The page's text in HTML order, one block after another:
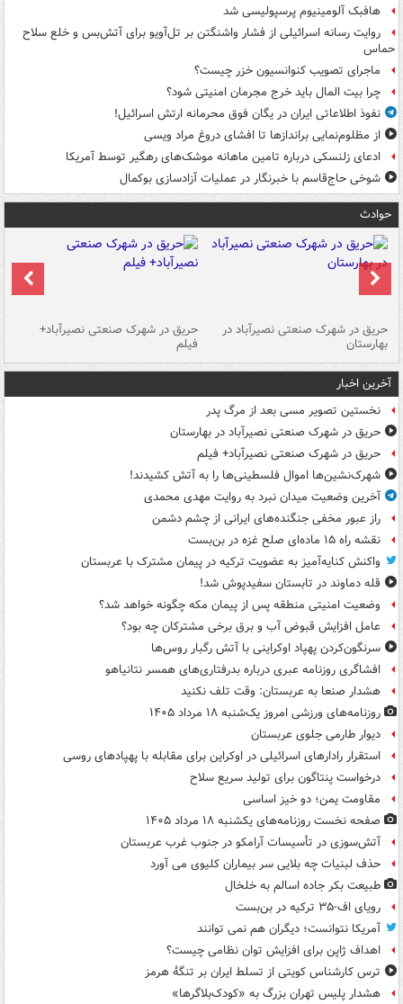
هافبک آلومینیوم پرسپولیسی شد
روایت رسانه اسرائیلی از فشار واشنگتن بر تل‌آویو برای آتش‌بس و خلع سلاح
حماس
ماجرای تصویب کنوانسیون خزر چیست؟
چرا بیت المال باید خرج مجرمان امنیتی شود؟
نفوذ اطلاعاتی ایران در یگان فوق محرمانه ارتش اسرائیل!
از مظلوم‌نمایی براندازها تا افشای دروغ مراد ویسی
ادعای زلنسکی درباره تامین ماهانه موشک‌های رهگیر توسط آمریکا
شوخی حاج‌قاسم با خبرنگار در عملیات آزادسازی بوکمال
حوادث
حریق در شهرک صنعتی نصیرآباد در
بهارستان
حریق در شهرک صنعتی نصیرآباد+
فیلم
آخرین اخبار
نخستین تصویر مسی بعد از مرگ پدر
حریق در شهرک صنعتی نصیرآباد در بهارستان
حریق در شهرک صنعتی نصیرآباد+ فیلم
شهرک‌نشین‌ها اموال فلسطینی‌ها را به آتش کشیدند!
آخرین وضعیت میدان نبرد به روایت مهدی محمدی
راز عبور مخفی جنگنده‌های ایرانی از چشم دشمن
نقشه راه ۱۵ ماده‌ای صلح غزه در بن‌بست
واکنش کنایه‌آمیز به عضویت ترکیه در پیمان مشترک با عربستان
قله دماوند در تابستان سفیدپوش شد!
وضعیت امنیتی منطقه پس از پیمان مکه چگونه خواهد شد؟
عامل افزایش قبوض آب و برق برخی مشترکان چه بود؟
سرنگون‌کردن پهپاد اوکراینی با آتش رگبار روس‌ها
افشاگری روزنامه عبری درباره بدرفتاری‌های همسر نتانیاهو
هشدار صنعا به عربستان: وقت تلف نکنید
روزنامه‌های ورزشی امروز یک‌شنبه ۱۸ مرداد ۱۴۰۵
دیوار طارمی جلوی عربستان
استقرار رادارهای اسرائیلی در اوکراین برای مقابله با پهپادهای روسی
درخواست پنتاگون برای تولید سریع سلاح
مقاومت یمن؛ دو خیز اساسی
صفحه نخست روزنامه‌های یکشنبه ۱۸ مرداد ۱۴۰۵
آتش‌سوزی در تأسیسات آرامکو در جنوب غرب عربستان
حذف لبنیات چه بلایی سر بیماران کلیوی می آورد
طبیعت بکر جاده اسالم به خلخال
رویای اف-۳۵ ترکیه در بن‌بست
آمریکا نتوانست؛ دیگران هم نمی توانند
اهداف ژاپن برای افزایش توان نظامی چیست؟
ترس کارشناس کویتی از تسلط ایران بر تنگۀ هرمز
هشدار پلیس تهران بزرگ به «کودک‌بلاگرها»